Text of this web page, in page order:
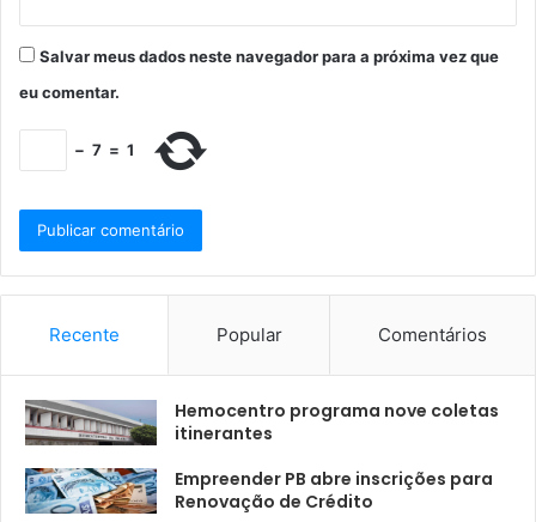
Salvar meus dados neste navegador para a próxima vez que
eu comentar.
− 7 = 1
Recente Popular Comentários
Hemocentro programa nove coletas
itinerantes
Empreender PB abre inscrições para
Renovação de Crédito